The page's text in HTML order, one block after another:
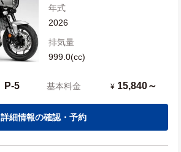
年式
2026
排気量
999.0(cc)
P-5 基本料金 ¥ 15,840～
詳細情報の確認・予約